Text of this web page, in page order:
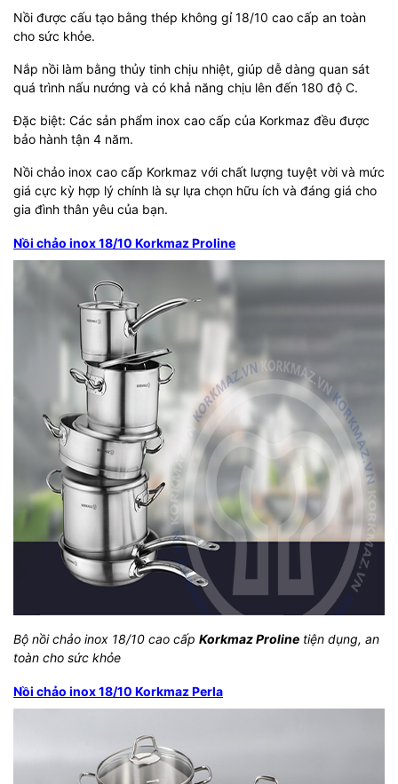
Nồi được cấu tạo bằng thép không gỉ 18/10 cao cấp an toàn
cho sức khỏe.
Nắp nồi làm bằng thủy tinh chịu nhiệt, giúp dễ dàng quan sát
quá trình nấu nướng và có khả năng chịu lên đến 180 độ C.
Đặc biệt: Các sản phẩm inox cao cấp của Korkmaz đều được
bảo hành tận 4 năm.
Nồi chảo inox cao cấp Korkmaz với chất lượng tuyệt vời và mức
giá cực kỳ hợp lý chính là sự lựa chọn hữu ích và đáng giá cho
gia đình thân yêu của bạn.
Nồi chảo inox 18/10 Korkmaz Proline
Bộ nồi chảo inox 18/10 cao cấp Korkmaz Proline tiện dụng, an
toàn cho sức khỏe
Nồi chảo inox 18/10 Korkmaz Perla